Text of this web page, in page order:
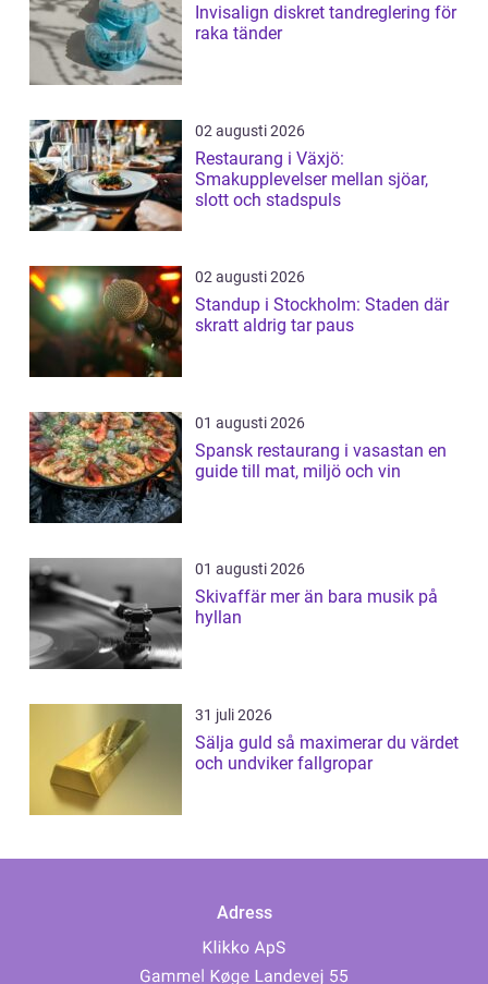
Invisalign diskret tandreglering för
raka tänder
02 augusti 2026
Restaurang i Växjö:
Smakupplevelser mellan sjöar,
slott och stadspuls
02 augusti 2026
Standup i Stockholm: Staden där
skratt aldrig tar paus
01 augusti 2026
Spansk restaurang i vasastan en
guide till mat, miljö och vin
01 augusti 2026
Skivaffär mer än bara musik på
hyllan
31 juli 2026
Sälja guld så maximerar du värdet
och undviker fallgropar
Adress